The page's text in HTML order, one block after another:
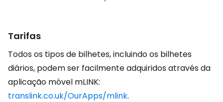
Tarifas
Todos os tipos de bilhetes, incluindo os bilhetes
diários, podem ser facilmente adquiridos através da
aplicação móvel mLINK:
translink.co.uk/OurApps/mlink.